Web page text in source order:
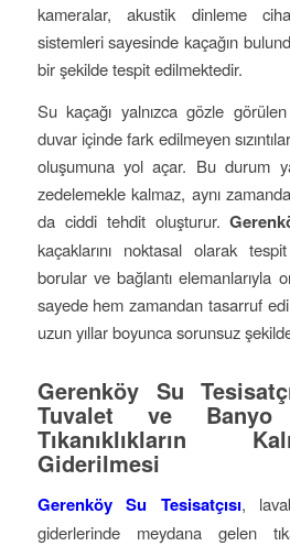
kameralar, akustik dinleme
sistemleri sayesinde kaçağın
bir şekilde tespit edilmektedir.
Su kaçağı yalnızca gözle
duvar içinde fark edilmeyen
oluşumuna yol açar. Bu durum
zedelemekle kalmaz, aynı zamanda
da ciddi tehdit oluşturur.
kaçaklarını noktasal olarak
borular ve bağlantı elemanlarıyla
sayede hem zamandan tasarruf
uzun yıllar boyunca sorunsuz
Gerenköy Su
Tuvalet ve Banyo
Tıkanıklıkların
Giderilmesi
Gerenköy Su Tesisatçısı,
giderlerinde meydana gelen